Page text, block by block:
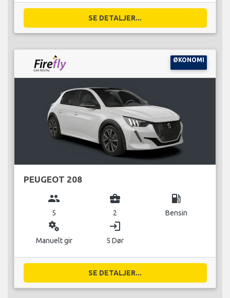
SE DETALJER...
ØKONOMI
PEUGEOT 208
group
5
business_center
2
local_gas_station
Bensin
miscellaneous_services
Manuelt gir
login
5 Dør
SE DETALJER...